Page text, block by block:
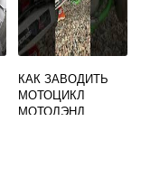
КАК ЗАВОДИТЬ
МОТОЦИКЛ
МОТОЛЭНД